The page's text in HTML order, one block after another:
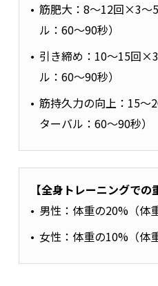
筋肥大：8～12回×3～
ル：60～90秒）
引き締め：10～15回
ル：60～90秒）
筋持久力の向上：15
ターバル：60～90秒）
【全身トレーニングでの
男性：体重の20%（体
女性：体重の10%（体